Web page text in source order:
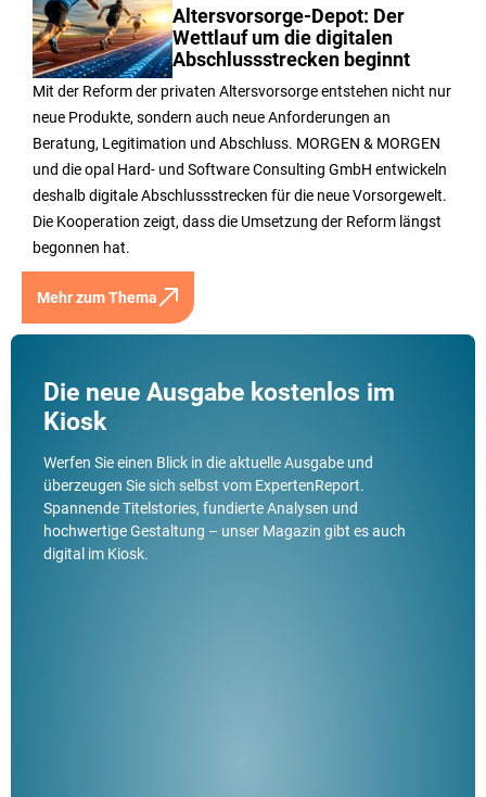
Altersvorsorge-Depot: Der
Wettlauf um die digitalen
Abschlussstrecken beginnt
Mit der Reform der privaten Altersvorsorge entstehen nicht nur
neue Produkte, sondern auch neue Anforderungen an
Beratung, Legitimation und Abschluss. MORGEN & MORGEN
und die opal Hard- und Software Consulting GmbH entwickeln
deshalb digitale Abschlussstrecken für die neue Vorsorgewelt.
Die Kooperation zeigt, dass die Umsetzung der Reform längst
begonnen hat.
Mehr zum Thema
Die neue Ausgabe kostenlos im
Kiosk
Werfen Sie einen Blick in die aktuelle Ausgabe und
überzeugen Sie sich selbst vom ExpertenReport.
Spannende Titelstories, fundierte Analysen und
hochwertige Gestaltung – unser Magazin gibt es auch
digital im Kiosk.